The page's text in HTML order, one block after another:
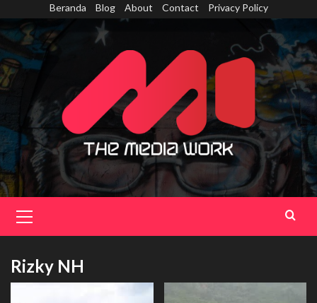
content
Beranda Blog About Contact Privacy Policy
Menu
Rizky NH